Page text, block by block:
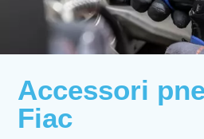
Accessori
Fiac